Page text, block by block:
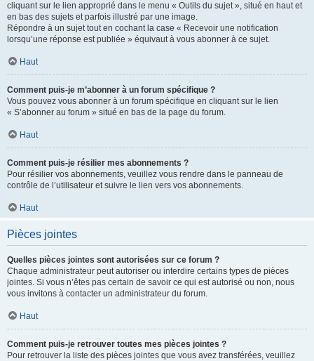
cliquant sur le lien approprié dans le menu « Outils du sujet », situé en haut et
en bas des sujets et parfois illustré par une image.
Répondre à un sujet tout en cochant la case « Recevoir une notification
lorsqu’une réponse est publiée » équivaut à vous abonner à ce sujet.
Haut
Comment puis-je m’abonner à un forum spécifique ?
Vous pouvez vous abonner à un forum spécifique en cliquant sur le lien
« S’abonner au forum » situé en bas de la page du forum.
Haut
Comment puis-je résilier mes abonnements ?
Pour résilier vos abonnements, veuillez vous rendre dans le panneau de
contrôle de l’utilisateur et suivre le lien vers vos abonnements.
Haut
Pièces jointes
Quelles pièces jointes sont autorisées sur ce forum ?
Chaque administrateur peut autoriser ou interdire certains types de pièces
jointes. Si vous n’êtes pas certain de savoir ce qui est autorisé ou non, nous
vous invitons à contacter un administrateur du forum.
Haut
Comment puis-je retrouver toutes mes pièces jointes ?
Pour retrouver la liste des pièces jointes que vous avez transférées, veuillez